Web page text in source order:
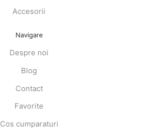
Accesorii
Navigare
Despre noi
Blog
Contact
Favorite
Cos cumparaturi